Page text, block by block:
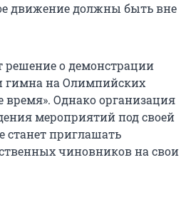
движение должны быть вне
решение о демонстрации
гимна на Олимпийских
время». Однако организация
мероприятий под своей
станет приглашать
чиновников на свои